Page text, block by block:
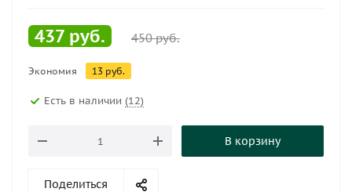
437 руб. 450руб.
Экономия 13 руб.
Есть в наличии (12)
В корзину
Поделиться